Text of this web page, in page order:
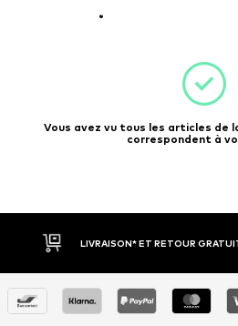
Vous avez vu tous les articles de
correspondent à
LIVRAISON* ET RETOUR